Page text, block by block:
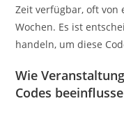
Zeit verfügbar, oft von
Wochen. Es ist
handeln, um diese
Wie
Codes